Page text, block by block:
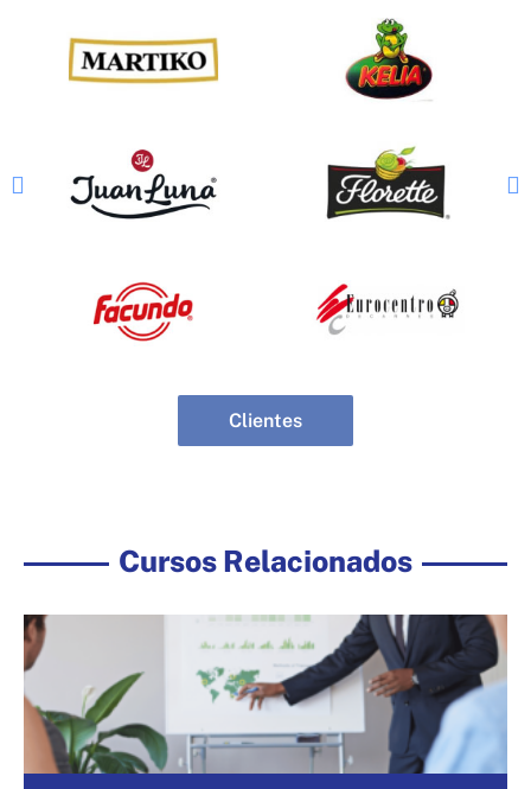
Clientes
Cursos Relacionados